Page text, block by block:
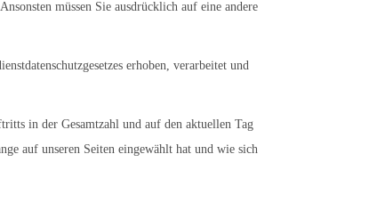
müssen Sie ausdrücklich auf eine andere
erhoben, verarbeitet und
in der Gesamtzahl und auf den aktuellen Tag
auf unseren Seiten eingewählt hat und wie sich